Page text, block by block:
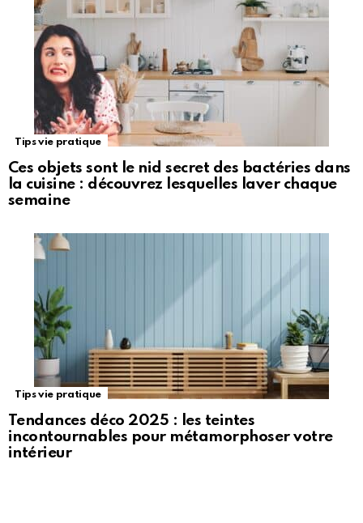
Tips vie pratique
Ces objets sont le nid secret des bactéries dans
la cuisine : découvrez lesquelles laver chaque
semaine
Tips vie pratique
Tendances déco 2025 : les teintes
incontournables pour métamorphoser votre
intérieur